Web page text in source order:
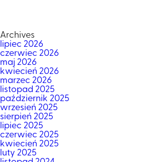
Archives
lipiec 2026
czerwiec 2026
maj 2026
kwiecień 2026
marzec 2026
listopad 2025
październik 2025
wrzesień 2025
sierpień 2025
lipiec 2025
czerwiec 2025
kwiecień 2025
luty 2025